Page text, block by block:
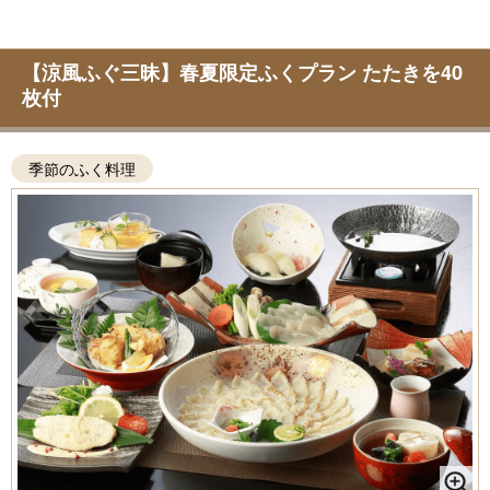
【涼風ふぐ三昧】春夏限定ふくプラン たたきを40
枚付
季節のふく料理